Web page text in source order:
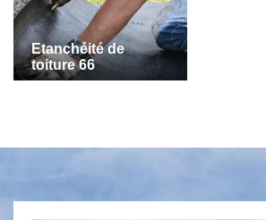
Etanchéité de
toiture 66